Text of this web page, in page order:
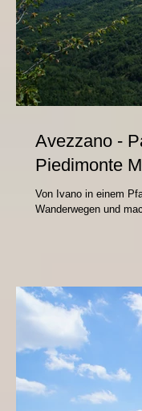
Avezzano -
Piedimonte
Von Ivano in einem
Wanderwegen und